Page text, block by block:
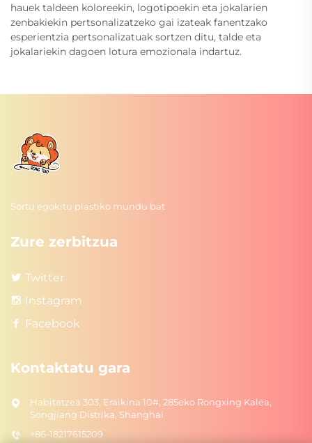
hauek taldeen koloreekin, logotipoekin eta jokalarien
zenbakiekin pertsonalizatzeko gai izateak fanentzako
esperientzia pertsonalizatuak sortzen ditu, talde eta
jokalariekin dagoen lotura emozionala indartuz.
Sortu egokitu plastiko mundu bat
Zure zerbitzua
Twitter
Instagram
Facebook
Kontaktatu gara
Habitatzea 303, Eraikina 10#, 285eko Rongxing Kalea,
Songjiang Distrika, Shanghai
+86-18217615209